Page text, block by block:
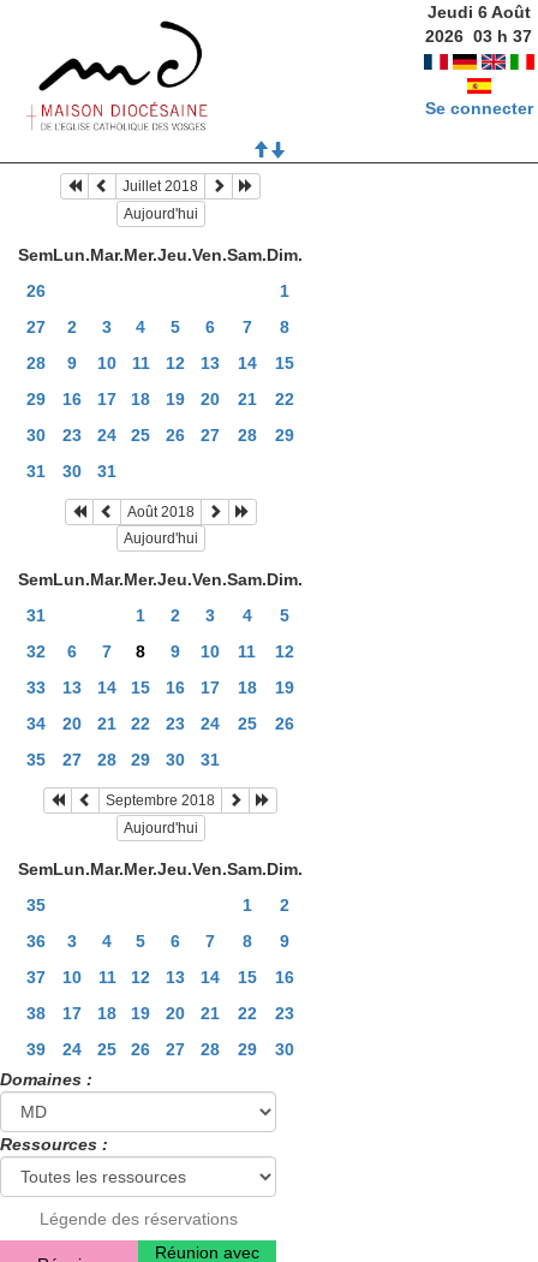
Jeudi 6 Août
2026 03 h37
Se connecter
Juillet 2018
Aujourd'hui
SemLun.Mar.Mer.Jeu.Ven.Sam.Dim.
26
1
27
2 3 4 5 6 7
8
28
9 10 11 12 13 14
15
29
16 17 18 19 20 21
22
30
23 24 25 26 27 28
29
31
30 31
Août 2018
Aujourd'hui
SemLun.Mar.Mer.Jeu.Ven.Sam.Dim.
31
1 2 3 4
5
32
6 7 8 9 10 11
12
33
13 14 15 16 17 18
19
34
20 21 22 23 24 25
26
35
27 28 29 30 31
Septembre 2018
Aujourd'hui
SemLun.Mar.Mer.Jeu.Ven.Sam.Dim.
35
1
2
36
3 4 5 6 7 8
9
37
10 11 12 13 14 15
16
38
17 18 19 20 21 22
23
39
24 25 26 27 28 29
30
Domaines :
Ressources :
Légende des réservations
Réunion avec